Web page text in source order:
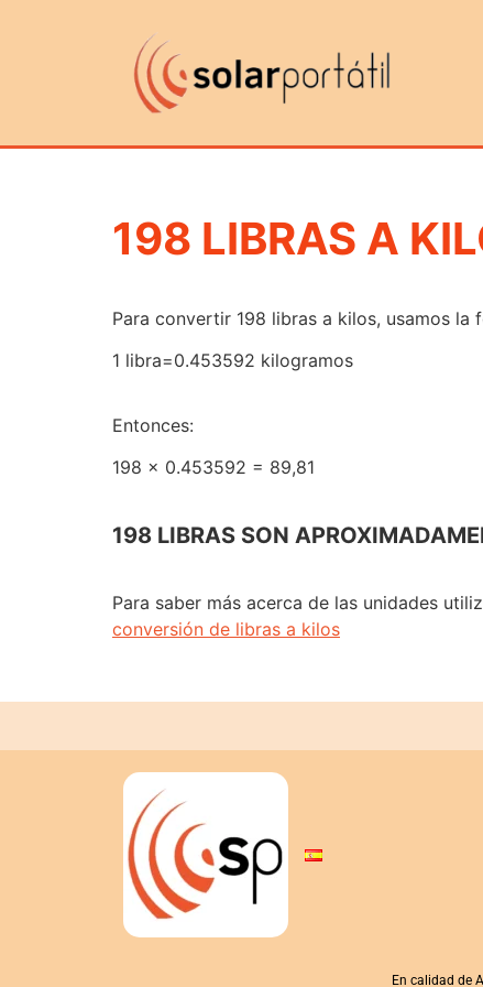
198 LIBRAS A
Para convertir 198 libras a kilos, usamos la
1 libra=0.453592 kilogramos
Entonces:
198 x 0.453592 = 89,81
198 LIBRAS SON
Para saber más acerca de las unidades
conversión de libras a kilos
En calidad de